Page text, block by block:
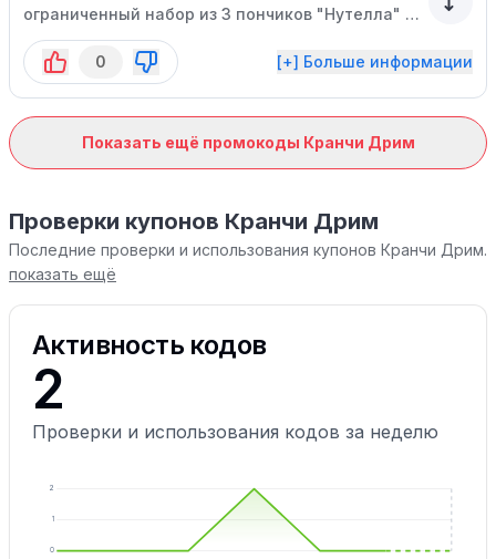
ограниченный набор из 3 пончиков "Нутелла" и
3 пончиков "С заварным кремом" по
специальной цене. Предложение не
суммируется со скидками и другими акциями.
0 [+] Больше информации
Показать ещё промокоды Кранчи Дрим
Проверки купонов Кранчи Дрим
Последние проверки и использования купонов Кранчи Дрим.
показать ещё
Активность кодов
2
Проверки и использования кодов за неделю
0
1
2